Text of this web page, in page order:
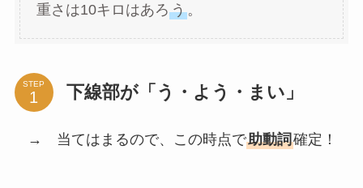
重さは10キロはあろう。
STEP 下線部が「う・よう・まい」
→ 当てはまるので、この時点で助動詞確定！